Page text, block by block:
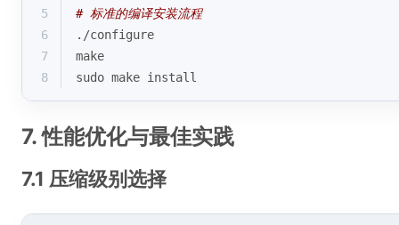
5
# 标准的编译安装流程
6
./configure
7
make
8
sudo make install
7. 性能优化与最佳实践
7.1 压缩级别选择